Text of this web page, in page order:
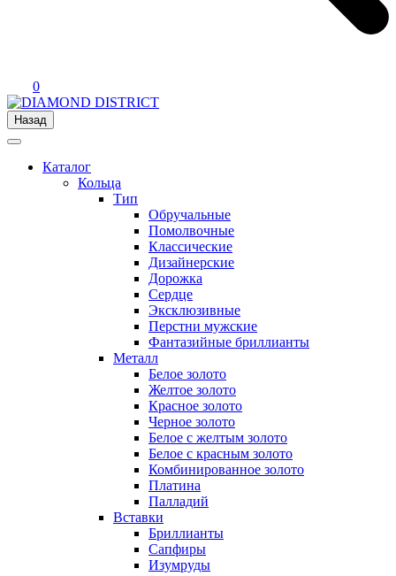
0
Назад
Каталог
Кольца
Тип
Обручальные
Помолвочные
Классические
Дизайнерские
Дорожка
Сердце
Эксклюзивные
Перстни мужские
Фантазийные бриллианты
Металл
Белое золото
Желтое золото
Красное золото
Черное золото
Белое с желтым золото
Белое с красным золото
Комбинированное золото
Платина
Палладий
Вставки
Бриллианты
Сапфиры
Изумруды